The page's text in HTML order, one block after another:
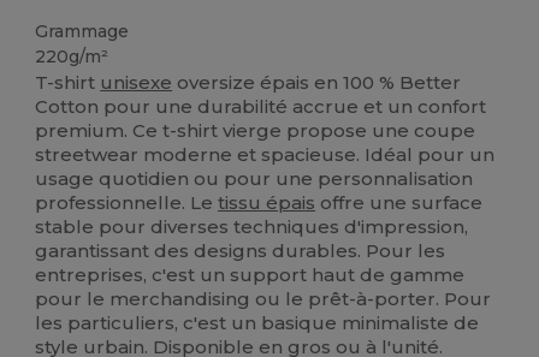
Grammage
220g/m²
T-shirt unisexe oversize épais en 100 % Better
Cotton pour une durabilité accrue et un confort
premium. Ce t-shirt vierge propose une coupe
streetwear moderne et spacieuse. Idéal pour un
usage quotidien ou pour une personnalisation
professionnelle. Letissu épais offre une surface
stable pour diverses techniques d'impression,
garantissant des designs durables. Pour les
entreprises, c'est un support haut de gamme
pour le merchandising ou le prêt-à-porter. Pour
les particuliers, c'est un basique minimaliste de
style urbain. Disponible en gros ou à l'unité.